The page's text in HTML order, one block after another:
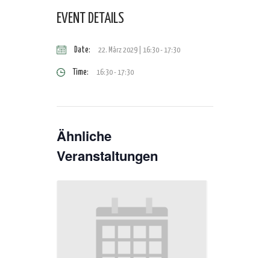
EVENT DETAILS
Date: 22. März 2029 | 16:30-17:30
Time: 16:30 - 17:30
Ähnliche
Veranstaltungen